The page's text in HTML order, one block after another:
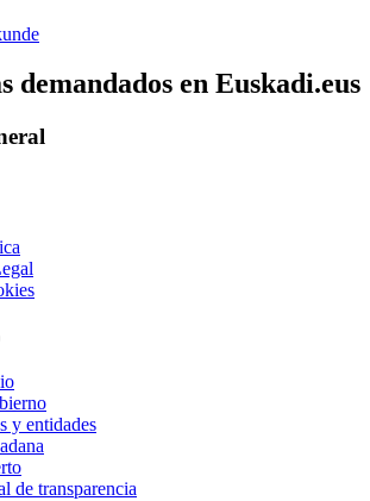
demandados en Euskadi.eus
y entidades
de transparencia